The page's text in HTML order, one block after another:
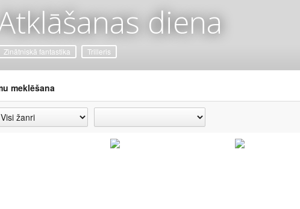
diena
Zinātniskā fantastika Trilleris
meklēšana